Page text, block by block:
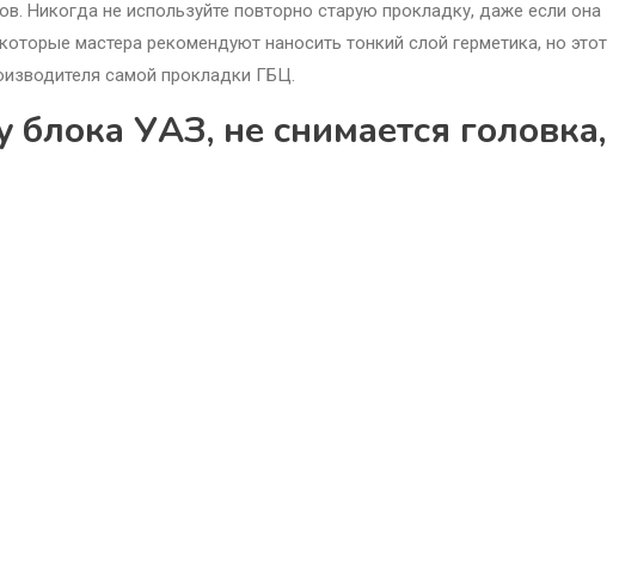
Никогда не используйте повторно старую прокладку, даже если она
мастера рекомендуют наносить тонкий слой герметика, но этот
самой прокладки ГБЦ.
блока УАЗ, не снимается головка,